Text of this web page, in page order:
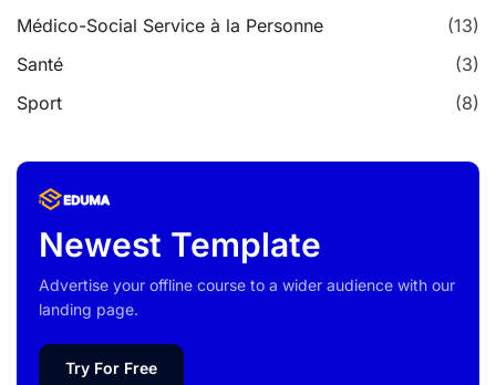
Médico-Social Service à la Personne
(13)
Santé
(3)
Sport
(8)
Newest Template
Advertise your offline course to a wider audience with our
landing page.
Try For Free